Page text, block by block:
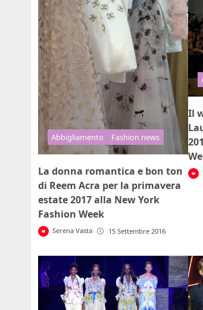
Abbigliamento Fashion news
La donna romantica e bon ton
di Reem Acra per la primavera
estate 2017 alla New York
Fashion Week
Serena Vasta 15 Settembre 2016
Il